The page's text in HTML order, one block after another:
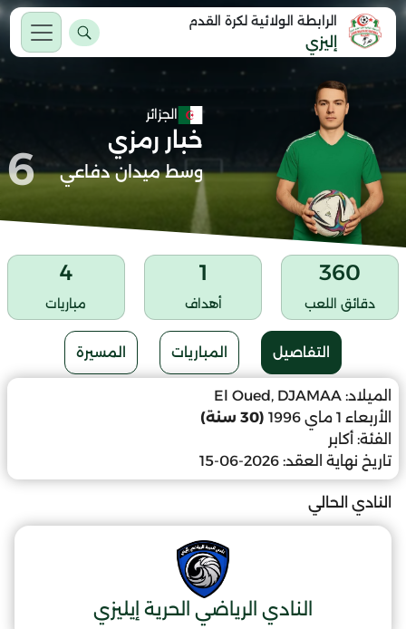
الرابطة الولائية لكرة القدم
إليزي
الجزائر
خبار رمزي
وسط ميدان دفاعي 6
360
دقائق اللعب
1
أهداف
4
مباريات
التفاصيل المباريات المسيرة
الميلاد: El Oued, DJAMAA
الأربعاء 1 ماي 1996
(30 سنة)
الفئة: أكابر
تاريخ نهاية العقد: 2026-06-15
النادي الحالي
النادي الرياضي الحرية إيليزي